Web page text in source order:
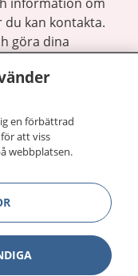
kan kontakta.
göra dina
Visa
Visa
en förbättrad
att viss
webbplatsen.